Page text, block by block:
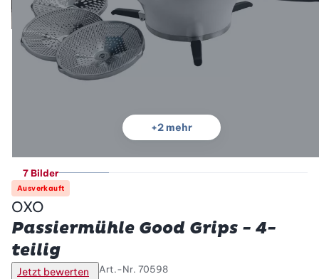
+2mehr
7 Bilder
Ausverkauft
OXO
Passiermühle Good Grips - 4-
teilig
Jetzt bewerten Art.-Nr. 70598